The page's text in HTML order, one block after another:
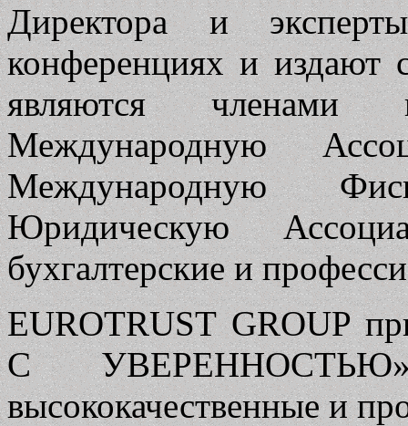
Директора и
конференциях и издают
являются членами
Международную
Международную
Юридическую
бухгалтерские и
EUROTRUST GROUP
С
высококачественные и